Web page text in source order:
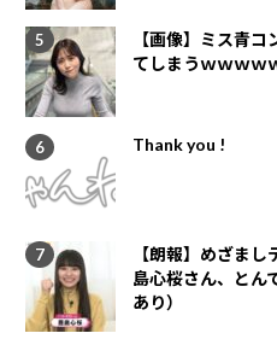
【画像】ミス青
てしまうｗｗｗｗ
Thank you !
【朗報】めざま
島心桜さん、とん
あり）